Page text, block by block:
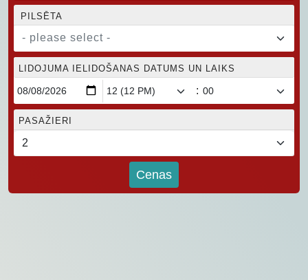
PILSĒTA
- please select -
LIDOJUMA IELIDOŠANAS DATUMS UN LAIKS
:
PASAŽIERI
Cenas